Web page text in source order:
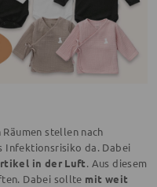
stellen nach
Infektionsrisiko da. Dabei
in der Luft. Aus diesem
Dabei sollte mit weit